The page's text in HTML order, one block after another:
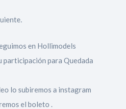
en Hollimodels
participación para Quedada
lo subiremos a instagram
el boleto .